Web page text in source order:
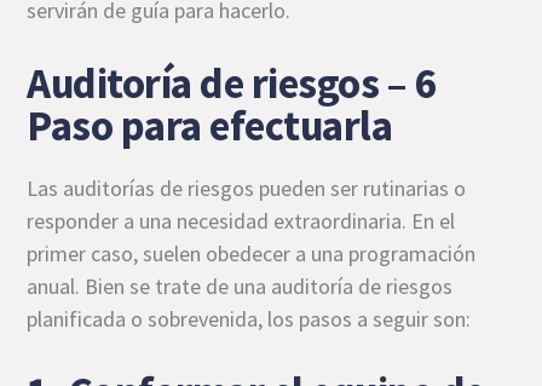
servirán de guía para hacerlo.
Auditoría de riesgos – 6
Paso para efectuarla
Las auditorías de riesgos pueden ser rutinarias o
responder a una necesidad extraordinaria. En el
primer caso, suelen obedecer a una programación
anual. Bien se trate de una auditoría de riesgos
planificada o sobrevenida, los pasos a seguir son: